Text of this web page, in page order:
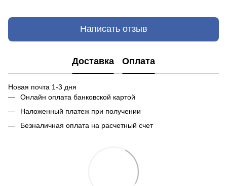
Написать отзыв
Доставка Оплата
Новая почта 1-3 дня
Онлайн оплата банковской картой
Наложенный платеж при получении
Безналичная оплата на расчетный счет